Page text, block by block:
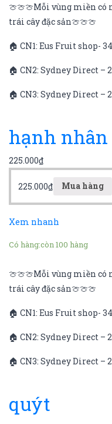
🍈🍈🍈Mỗi vùng miền có
trái cây đặc sản🍈🍈🍈
🏠 CN1: Eus Fruit shop-
🏠 CN2: Sydney Direct –
🏠 CN3: Sydney Direct –
hạnh nhân
225.000₫
225.000₫ Mua hàng
Xem nhanh
Có hàng:còn 100 hàng
🍈🍈🍈Mỗi vùng miền có
trái cây đặc sản🍈🍈🍈
🏠 CN1: Eus Fruit shop-
🏠 CN2: Sydney Direct –
🏠 CN3: Sydney Direct –
quýt